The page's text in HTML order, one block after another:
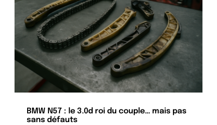
BMW N57 : le 3.0d roi du couple… mais pas
sans défauts